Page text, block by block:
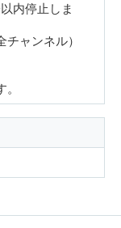
内停止しま
ャンネル）